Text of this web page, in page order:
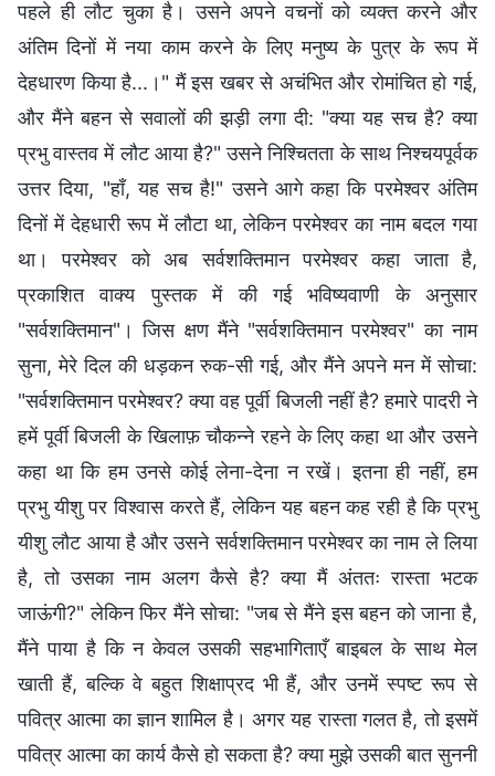
पहले ही लौट चुका है। उसने अपने वचनों को व्यक्त करने और
अंतिम दिनों में नया काम करने के लिए मनुष्य के पुत्र के रूप में
देहधारण किया है...।" मैं इस खबर से अचंभित और रोमांचित हो गई,
और मैंने बहन से सवालों की झड़ी लगा दी: "क्या यह सच है? क्या
प्रभु वास्तव में लौट आया है?" उसने निश्चितता के साथ निश्चयपूर्वक
उत्तर दिया, "हाँ, यह सच है!" उसने आगे कहा कि परमेश्वर अंतिम
दिनों में देहधारी रूप में लौटा था, लेकिन परमेश्वर का नाम बदल गया
था। परमेश्वर को अब सर्वशक्तिमान परमेश्वर कहा जाता है,
प्रकाशित वाक्य पुस्तक में की गई भविष्यवाणी के अनुसार
"सर्वशक्तिमान"। जिस क्षण मैंने "सर्वशक्तिमान परमेश्वर" का नाम
सुना, मेरे दिल की धड़कन रुक-सी गई, और मैंने अपने मन में सोचा:
"सर्वशक्तिमान परमेश्वर? क्या वह पूर्वी बिजली नहीं है? हमारे पादरी ने
हमें पूर्वी बिजली के खिलाफ़ चौकन्ने रहने के लिए कहा था और उसने
कहा था कि हम उनसे कोई लेना-देना न रखें। इतना ही नहीं, हम
प्रभु यीशु पर विश्वास करते हैं, लेकिन यह बहन कह रही है कि प्रभु
यीशु लौट आया है और उसने सर्वशक्तिमान परमेश्वर का नाम ले लिया
है, तो उसका नाम अलग कैसे है? क्या मैं अंततः रास्ता भटक
जाऊंगी?" लेकिन फिर मैंने सोचा: "जब से मैंने इस बहन को जाना है,
मैंने पाया है कि न केवल उसकी सहभागिताएँ बाइबल के साथ मेल
खाती हैं, बल्कि वे बहुत शिक्षाप्रद भी हैं, और उनमें स्पष्ट रूप से
पवित्र आत्मा का ज्ञान शामिल है। अगर यह रास्ता गलत है, तो इसमें
पवित्र आत्मा का कार्य कैसे हो सकता है? क्या मुझे उसकी बात सुननी